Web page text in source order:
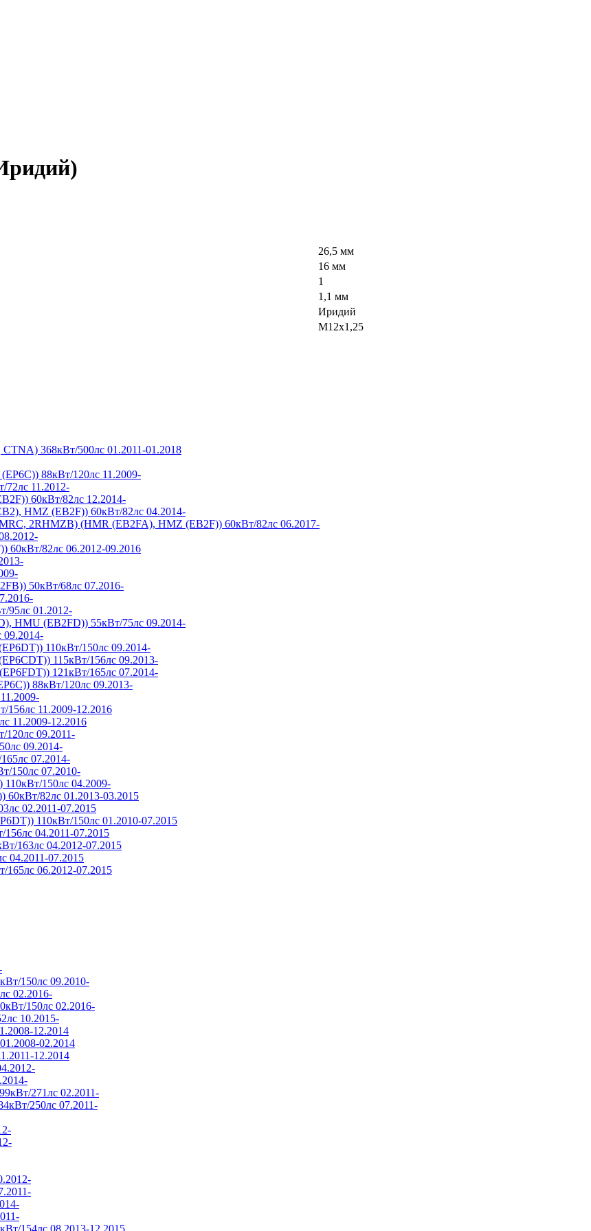
26,5 мм
16 мм
1
1,1 мм
Иридий
M12x1,25
368кВт/500лс 01.2011-01.2018
88кВт/120лс 11.2009-
11.2012-
60кВт/82лс 12.2014-
HMZ (EB2F)) 60кВт/82лс 04.2014-
2RHMZB) (HMR (EB2FA), HMZ (EB2F)) 60кВт/82лс 06.2017-
60кВт/82лс 06.2012-09.2016
50кВт/68лс 07.2016-
95лс 01.2012-
HMU (EB2FD)) 55кВт/75лс 09.2014-
09.2014-
110кВт/150лс 09.2014-
115кВт/156лс 09.2013-
121кВт/165лс 07.2014-
88кВт/120лс 09.2013-
156лс 11.2009-12.2016
11.2009-12.2016
120лс 09.2011-
09.2014-
07.2014-
150лс 07.2010-
150лс 04.2009-
82лс 01.2013-03.2015
02.2011-07.2015
110кВт/150лс 01.2010-07.2015
04.2011-07.2015
163лс 04.2012-07.2015
04.2011-07.2015
165лс 06.2012-07.2015
150лс 09.2010-
02.2016-
150лс 02.2016-
10.2015-
12.2014
02.2014
12.2014
271лс 02.2011-
250лс 07.2011-
154лс 08.2013-12.2015